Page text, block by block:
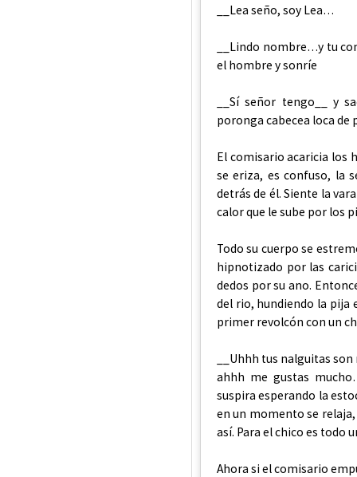
__Lea seño, soy Lea…
__Lindo nombre…y tu
el hombre y sonríe
__Sí señor tengo__ y
poronga cabecea loca de
El comisario acaricia los
se eriza, es confuso, la
detrás de él. Siente la
calor que le sube por los
Todo su cuerpo se
hipnotizado por las
dedos por su ano.
del rio, hundiendo la pija
primer revolcón con un
__Uhhh tus nalguitas
ahhh me gustas
suspira esperando la
en un momento se relaja,
así. Para el chico es todo
Ahora si el comisario